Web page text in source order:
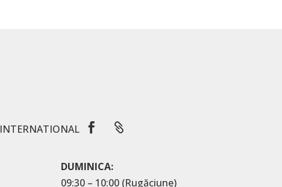
INTERNATIONAL  
DUMINICA:
09:30 – 10:00 (Rugăciune)